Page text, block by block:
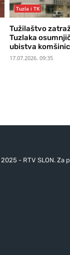
Tuzla i TK
Tužilaštvo
Tuzlaka
ubistva
17.07.2026. 09:35
- RTV SLON. Za